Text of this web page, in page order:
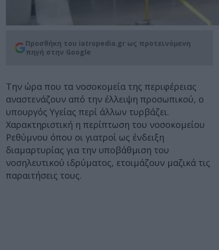
Προσθήκη του iatropedia.gr ως προτεινόμενη
πηγή στην Google
Την ώρα που τα νοσοκομεία της περιφέρειας
αναστενάζουν από την έλλειψη προσωπικού, ο
υπουργός Υγείας περί άλλων τυρβάζει.
Χαρακτηριστική η περίπτωση του νοσοκομείου
Ρεθύμνου όπου οι γιατροί ως ένδειξη
διαμαρτυρίας για την υποβάθμιση του
νοσηλευτικού ιδρύματος, ετοιμάζουν μαζικά τις
παραιτήσεις τους.